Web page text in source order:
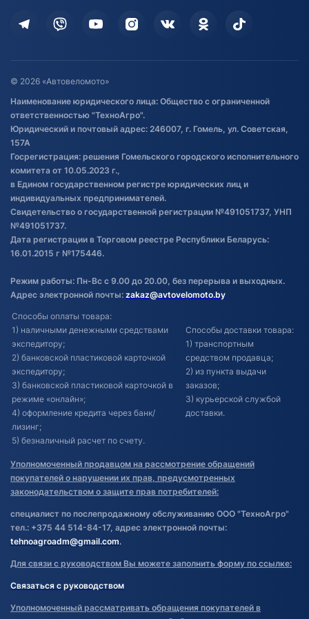
Дополнительные услуги
Оставить отзыв
Договор публичной оферты
Обработка файлов cookie
Постановка транспорта на учет
Обновления в ЭПТС 2024
© 2026 «Автовеломото»
Наименование юридического лица: Общество с ограниченной
ответственностью "ТехноАгро".
Юридический и почтовый адрес: 246007, г. Гомель, ул. Советская,
157А
Госрегистрация: решения Гомельского городского исполнительного
комитета от 10.05.2023 г.,
в Едином государственном регистре юридических лиц и
индивидуальных предпринимателей.
Свидетельство о государственной регистрации №491051737, УНП
№491051737.
Дата регистрации в Торговом реестре Республики Беларусь:
16.01.2015 г №175446.
Режим работы: Пн-Вс с 9.00 до 20.00, без перерыва и выходных.
Адрес электронной почты: zakaz@avtovelomoto.by
Способы оплаты товара:
1) наличными денежными средствами
экспедитору;
2) банковской пластиковой карточкой
экспедитору;
3) банковской пластиковой карточкой в
режиме «онлайн»;
4) оформление кредита через банк/
лизинг;
5) безналичный расчет по счету.
Способы доставки товара:
1) транспортным
средством продавца;
2) из пункта выдачи
заказов;
3) курьерской службой
доставки.
Уполномоченный продавцом на рассмотрение обращений
покупателей о нарушении их прав, предусмотренных
законодательством о защите прав потребителей:
специалист по послепродажному обслуживанию ООО "ТехноАгро"
тел.: +375 44 514-84-17, адрес электронной почты:
tehnoagroadm@gmail.com.
Для связи с руководством Вы можете заполнить форму по ссылке:
Связаться с руководством
Уполномоченный рассматривать обращения покупателей в